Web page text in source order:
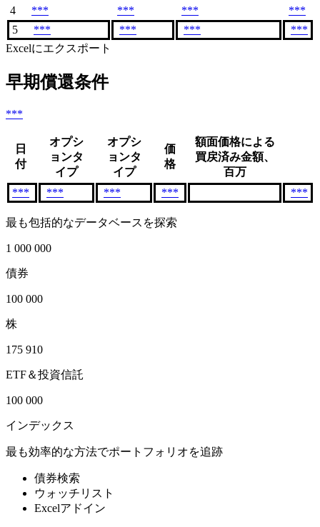
4
*** *** ***
***
5
*** *** ***
***
Excelにエクスポート
早期償還条件
***
日
付
オプシ
ョンタ
イプ
オプシ
ョンタ
イプ
価
格
額面価格による
買戻済み金額、
百万
***
*** *** *** ***
最も包括的なデータベースを探索
1 000 000
債券
100 000
株
175 910
ETF＆投資信託
100 000
インデックス
最も効率的な方法でポートフォリオを追跡
債券検索
ウォッチリスト
Excelアドイン